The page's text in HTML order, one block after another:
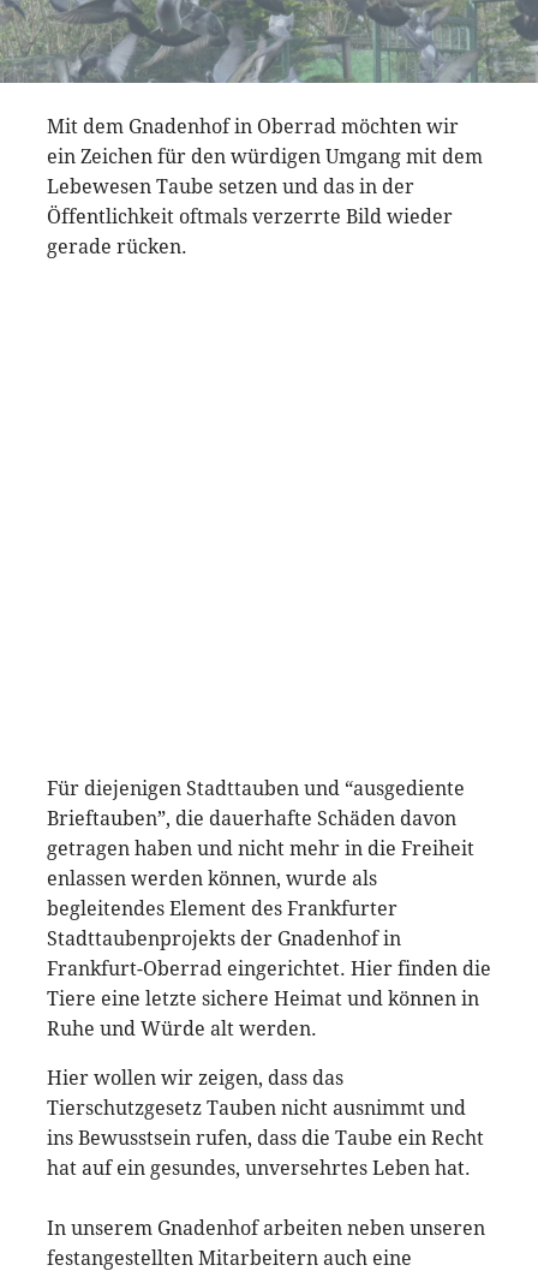
Mit dem Gnadenhof in Oberrad möchten wir
ein Zeichen für den würdigen Umgang mit dem
Lebewesen Taube setzen und das in der
Öffentlichkeit oftmals verzerrte Bild wieder
gerade rücken.
Für diejenigen Stadttauben und “ausgediente
Brieftauben”, die dauerhafte Schäden davon
getragen haben und nicht mehr in die Freiheit
enlassen werden können, wurde als
begleitendes Element des Frankfurter
Stadttaubenprojekts der Gnadenhof in
Frankfurt-Oberrad eingerichtet. Hier finden die
Tiere eine letzte sichere Heimat und können in
Ruhe und Würde alt werden.
Hier wollen wir zeigen, dass das
Tierschutzgesetz Tauben nicht ausnimmt und
ins Bewusstsein rufen, dass die Taube ein Recht
hat auf ein gesundes, unversehrtes Leben hat.
In unserem Gnadenhof arbeiten neben unseren
festangestellten Mitarbeitern auch eine